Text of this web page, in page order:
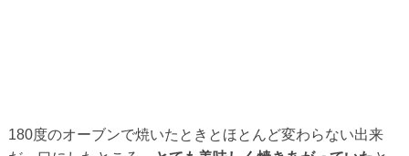
180度のオーブンで焼いたときとほとんど変わらない出来